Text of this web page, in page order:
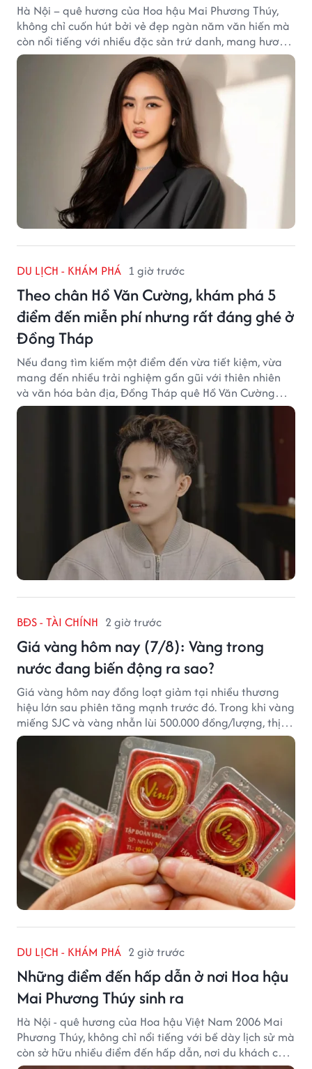
Hà Nội – quê hương của Hoa hậu Mai Phương Thúy,
không chỉ cuốn hút bởi vẻ đẹp ngàn năm văn hiến mà
còn nổi tiếng với nhiều đặc sản trứ danh, mang hương
vị tinh tế và đậm đà bản sắc đất kinh kỳ.
DU LỊCH - KHÁM PHÁ 1 giờ trước
Theo chân Hồ Văn Cường, khám phá 5
điểm đến miễn phí nhưng rất đáng ghé ở
Đồng Tháp
Nếu đang tìm kiếm một điểm đến vừa tiết kiệm, vừa
mang đến nhiều trải nghiệm gần gũi với thiên nhiên
và văn hóa bản địa, Đồng Tháp quê Hồ Văn Cường
chắc chắn là lựa chọn đáng cân nhắc.
BĐS - TÀI CHÍNH 2 giờ trước
Giá vàng hôm nay (7/8): Vàng trong
nước đang biến động ra sao?
Giá vàng hôm nay đồng loạt giảm tại nhiều thương
hiệu lớn sau phiên tăng mạnh trước đó. Trong khi vàng
miếng SJC và vàng nhẫn lùi 500.000 đồng/lượng, thị
trường vẫn duy trì mặt bằng giá cao, với sự chênh
lệch đáng kể giữa các doanh nghiệp.
DU LỊCH - KHÁM PHÁ 2 giờ trước
Những điểm đến hấp dẫn ở nơi Hoa hậu
Mai Phương Thúy sinh ra
Hà Nội - quê hương của Hoa hậu Việt Nam 2006 Mai
Phương Thúy, không chỉ nổi tiếng với bề dày lịch sử mà
còn sở hữu nhiều điểm đến hấp dẫn, nơi du khách có